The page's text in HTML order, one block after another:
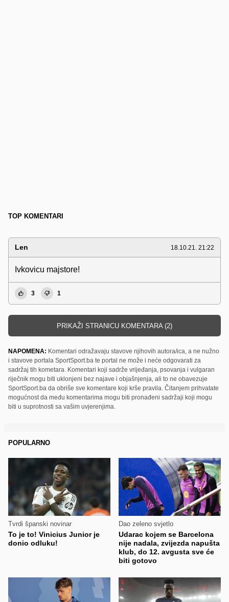
TOP KOMENTARI
Len 18.10.21. 21:22
Ivkovicu majstore!
3 1
PRIKAŽI STRANICU KOMENTARA (2)
NAPOMENA: Komentari odražavaju stavove njihovih autora/ica, a ne nužno
i stavove portala SportSport.ba te portal ne može i neće odgovarati za
sadržaj tih kometara. Komentari koji sadrže vrijeđanja, psovanja i vulgaran
riječnik mogu biti uklonjeni bez najave i objašnjenja, ali to ne obavezuje
SportSport.ba da obriše sve komentare koji krše pravila. Čitanjem prihvatate
mogućnost da među komentarima mogu biti pronađeni sadržaji koji mogu
biti u suprotnosti sa vašim uvjerenjima.
POPULARNO
Tvrdi španski novinar
To je to! Vinicius Junior je
donio odluku!
Dao zeleno svjetlo
Udarac kojem se Barcelona
nije nadala, zvijezda napušta
klub, do 12. avgusta sve će
biti gotovo